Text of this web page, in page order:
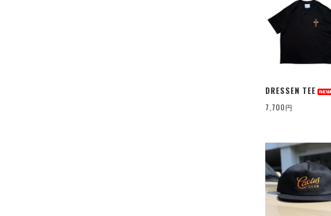
DRESSEN TEE
7,700円